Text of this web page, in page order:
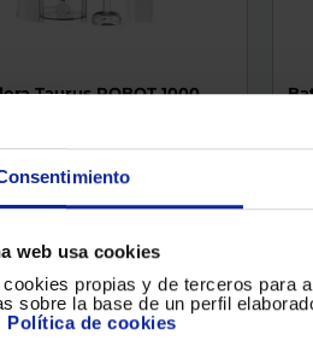
web usa cookies
propias y de terceros para
sobre la base de un perfil
Política de cookies
Taurus ROBOT 1000
28,90 €
el plazo de envío en tu